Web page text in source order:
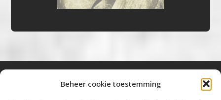
Beheer cookie toestemming